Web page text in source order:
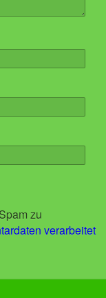
zu
verarbeitet